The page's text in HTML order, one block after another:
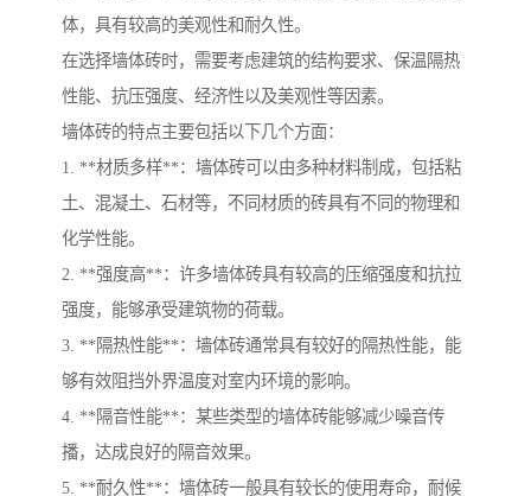
体，具有较高的美观性和耐久性。
在选择墙体砖时，需要考虑建筑的结构要求、保温隔热
性能、抗压强度、经济性以及美观性等因素。
墙体砖的特点主要包括以下几个方面：
1. **材质多样**：墙体砖可以由多种材料制成，包括粘
土、混凝土、石材等，不同材质的砖具有不同的物理和
化学性能。
2. **强度高**：许多墙体砖具有较高的压缩强度和抗拉
强度，能够承受建筑物的荷载。
3. **隔热性能**：墙体砖通常具有较好的隔热性能，能
够有效阻挡外界温度对室内环境的影响。
4. **隔音性能**：某些类型的墙体砖能够减少噪音传
播，达成良好的隔音效果。
5. **耐久性**：墙体砖一般具有较长的使用寿命，耐候